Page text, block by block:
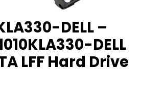
DELL –
DELL
LFF Hard Drive